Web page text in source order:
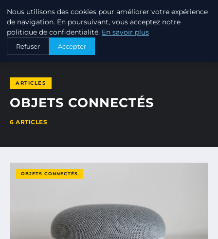
ANNUAIRE3 ANNUAIRE3D
ACCUEIL OBJETS CONNECTÉS
ARTICLES
OBJETS CONNECTÉS
6 ARTICLES
OBJETS CONNECTÉS
Nous utilisons des cookies pour améliorer votre expérience
de navigation. En poursuivant, vous acceptez notre
politique de confidentialité. En savoir plus
Refuser Accepter